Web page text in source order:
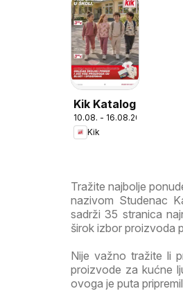
Kik Katalog
10.08. - 16.08.2026
Kik
Tražite najbolje
nazivom Studenac
sadrži 35 stranica
širok izbor proizvoda
Nije važno tražite li
proizvode za kućne
ovoga je puta